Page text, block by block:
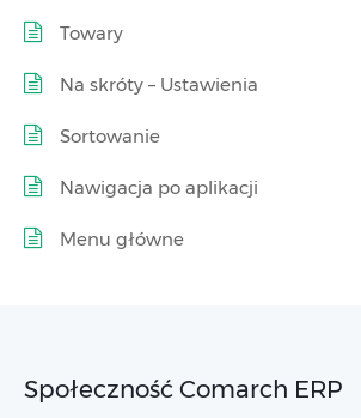
Towary
Na skróty – Ustawienia
Sortowanie
Nawigacja po aplikacji
Menu główne
Społeczność Comarch ERP